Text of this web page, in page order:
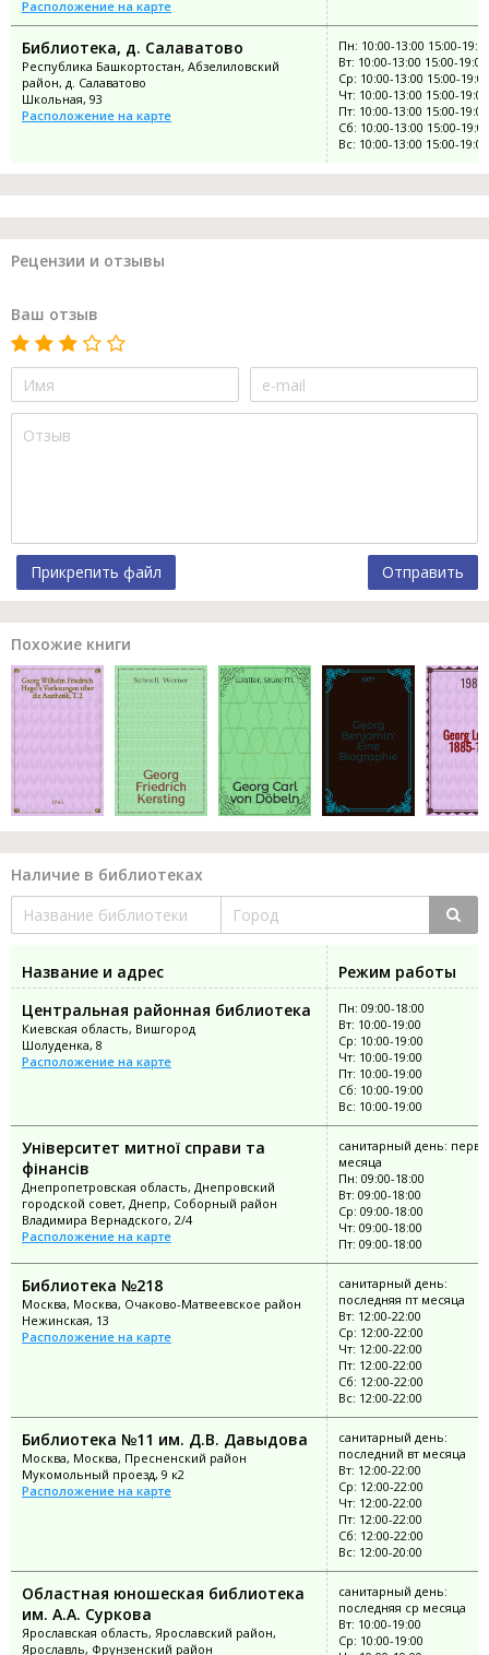
Расположение на карте
Библиотека, д. Салаватово
Республика Башкортостан, Абзелиловский
район, д. Салаватово
Школьная, 93
Расположение на карте
Пн: 10:00-13:00 15:00-
Вт: 10:00-13:00 15:00-19:00
Ср: 10:00-13:00 15:00-19:00
Чт: 10:00-13:00 15:00-19:00
Пт: 10:00-13:00 15:00-19:00
Сб: 10:00-13:00 15:00-19:00
Вс: 10:00-13:00 15:00-19:00
Рецензии и отзывы
Ваш отзыв
Прикрепить файл Отправить
Похожие книги
Наличие в библиотеках
Название и адрес
Режим работы
Центральная районная библиотека
Киевская область, Вишгород
Шолуденка, 8
Расположение на карте
Пн: 09:00-18:00
Вт: 10:00-19:00
Ср: 10:00-19:00
Чт: 10:00-19:00
Пт: 10:00-19:00
Сб: 10:00-19:00
Вс: 10:00-19:00
Університет митної справи та
фінансів
Днепропетровская область, Днепровский
городской совет, Днепр, Соборный район
Владимира Вернадского, 2/4
Расположение на карте
санитарный день:
месяца
Пн: 09:00-18:00
Вт: 09:00-18:00
Ср: 09:00-18:00
Чт: 09:00-18:00
Пт: 09:00-18:00
Библиотека №218
Москва, Москва, Очаково-Матвеевское район
Нежинская, 13
Расположение на карте
санитарный день:
последняя пт месяца
Вт: 12:00-22:00
Ср: 12:00-22:00
Чт: 12:00-22:00
Пт: 12:00-22:00
Сб: 12:00-22:00
Вс: 12:00-22:00
Библиотека №11 им. Д.В. Давыдова
Москва, Москва, Пресненский район
Мукомольный проезд, 9 к2
Расположение на карте
санитарный день:
последний вт месяца
Вт: 12:00-22:00
Ср: 12:00-22:00
Чт: 12:00-22:00
Пт: 12:00-22:00
Сб: 12:00-22:00
Вс: 12:00-20:00
Областная юношеская библиотека
им. А.А. Суркова
Ярославская область, Ярославский район,
Ярославль, Фрунзенский район
санитарный день:
последняя ср месяца
Вт: 10:00-19:00
Ср: 10:00-19:00